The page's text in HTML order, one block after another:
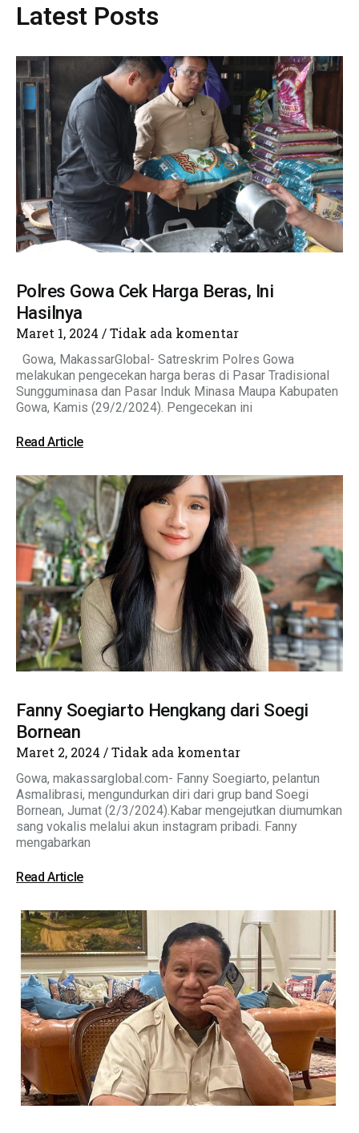
Latest Posts
Polres Gowa Cek Harga Beras, Ini
Hasilnya
Maret 1, 2024 Tidak ada komentar
Gowa, MakassarGlobal- Satreskrim Polres Gowa
melakukan pengecekan harga beras di Pasar Tradisional
Sungguminasa dan Pasar Induk Minasa Maupa Kabupaten
Gowa, Kamis (29/2/2024). Pengecekan ini
Read Article
Fanny Soegiarto Hengkang dari Soegi
Bornean
Maret 2, 2024 Tidak ada komentar
Gowa, makassarglobal.com- Fanny Soegiarto, pelantun
Asmalibrasi, mengundurkan diri dari grup band Soegi
Bornean, Jumat (2/3/2024).Kabar mengejutkan diumumkan
sang vokalis melalui akun instagram pribadi. Fanny
mengabarkan
Read Article